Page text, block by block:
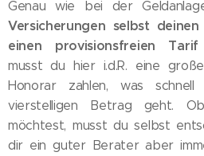
Genau wie bei der
Versicherungen selbst
einen provisionsfreien Tarif
musst du hier i.d.R. eine
Honorar zahlen, was
vierstelligen Betrag geht.
möchtest, musst du selbst
dir ein guter Berater aber